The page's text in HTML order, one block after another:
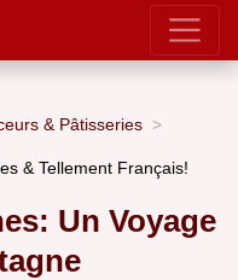
& Pâtisseries
& Tellement Français!
Un Voyage